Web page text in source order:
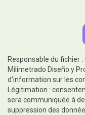
Responsable du fichier
Milimetrado Diseño y
d'information sur les
Légitimation :
sera communiquée à
suppression des